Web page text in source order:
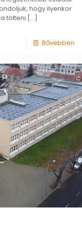
hogy ilyenkor
tölteni […]
Bővebben